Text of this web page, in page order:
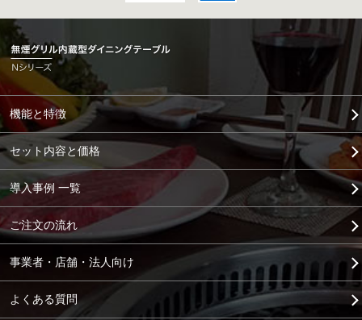
機能と特徴
セット内容と価格
導入事例 一覧
ご注文の流れ
事業者・店舗・法人向け
よくある質問